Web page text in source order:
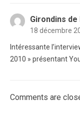
Girondins
18 décembre
Intéressante
2010 » présentant
Comments are